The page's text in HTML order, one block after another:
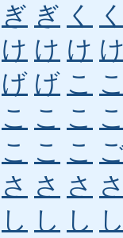
ぎ ぎ く
け け け
げ げ こ
こ こ こ
こ こ こ
さ さ さ
し し し